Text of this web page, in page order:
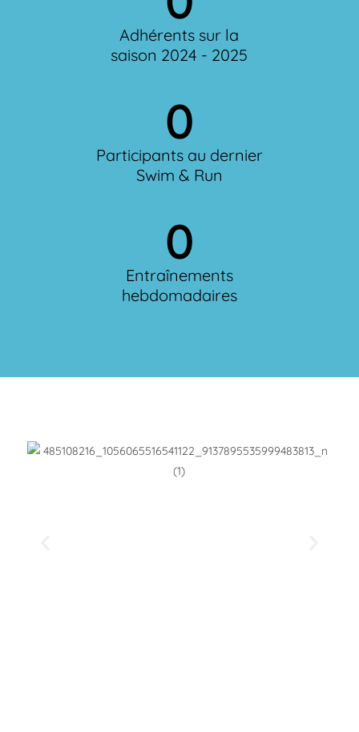
Adhérents sur la
saison 2024 - 2025
0
Participants au dernier
Swim & Run
0
Entraînements
hebdomadaires